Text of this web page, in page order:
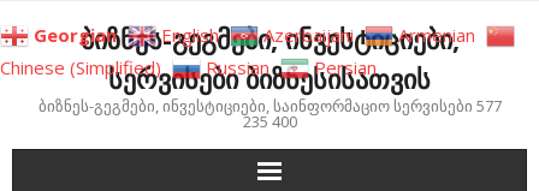
to
content
ბიზნეს-გეგმები, ინვესტიციები,
სერვისები ბიზნესისათვის
ბიზნეს-გეგმები, ინვესტიციები, საინფორმაციო სერვისები 577
235 400
Georgian English Azerbaijani
Armenian
Chinese (Simplified)
Russian Persian